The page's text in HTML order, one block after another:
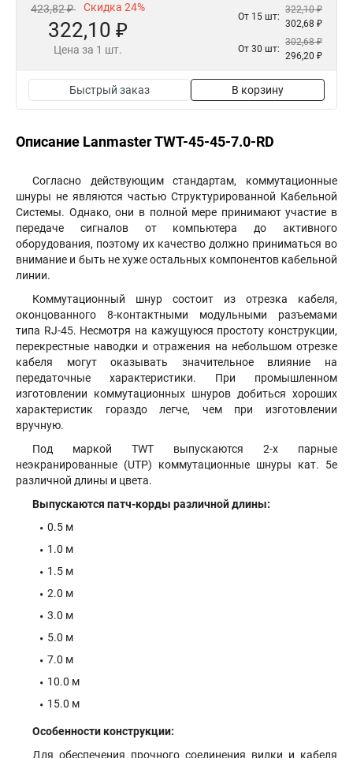
423,82 ₽ Скидка 24%
322,10 ₽
Цена за 1 шт.
От 15 шт:
322,10 ₽
302,68 ₽
От 30 шт:
302,68 ₽
296,20 ₽
Быстрый заказ В корзину
Описание Lanmaster TWT-45-45-7.0-RD
Согласно действующим стандартам, коммутационные
шнуры не являются частью Структурированной Кабельной
Системы. Однако, они в полной мере принимают участие в
передаче сигналов от компьютера до активного
оборудования, поэтому их качество должно приниматься во
внимание и быть не хуже остальных компонентов кабельной
линии.
Коммутационный шнур состоит из отрезка кабеля,
оконцованного 8-контактными модульными разъемами
типа RJ-45. Несмотря на кажущуюся простоту конструкции,
перекрестные наводки и отражения на небольшом отрезке
кабеля могут оказывать значительное влияние на
передаточные характеристики. При промышленном
изготовлении коммутационных шнуров добиться хороших
характеристик гораздо легче, чем при изготовлении
вручную.
Под маркой TWT выпускаются 2-х парные
неэкранированные (UTP) коммутационные шнуры кат. 5е
различной длины и цвета.
Выпускаются патч-корды различной длины:
0.5 м
1.0 м
1.5 м
2.0 м
3.0 м
5.0 м
7.0 м
10.0 м
15.0 м
Особенности конструкции:
Для обеспечения прочного соединения вилки и кабеля